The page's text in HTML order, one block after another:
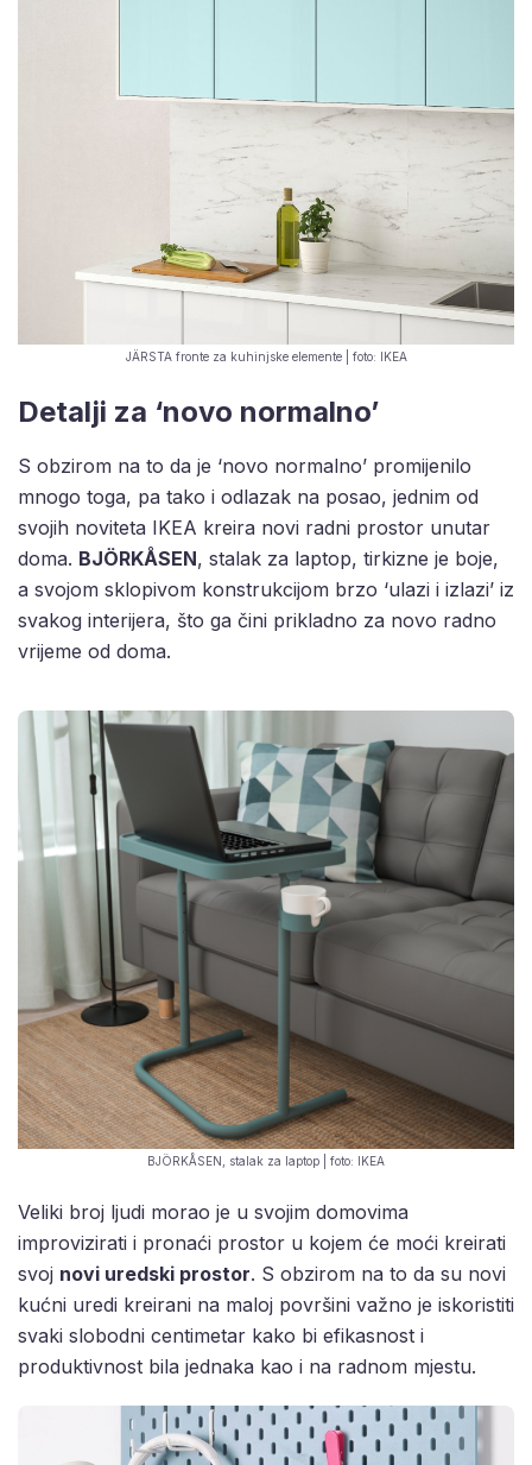
JÄRSTA fronte za kuhinjske elemente | foto: IKEA
Detalji za ‘novo normalno’
S obzirom na to da je ‘novo normalno’ promijenilo
mnogo toga, pa tako i odlazak na posao, jednim od
svojih noviteta IKEA kreira novi radni prostor unutar
doma. BJÖRKÅSEN, stalak za laptop, tirkizne je boje,
a svojom sklopivom konstrukcijom brzo ‘ulazi i izlazi’ iz
svakog interijera, što ga čini prikladno za novo radno
vrijeme od doma.
BJÖRKÅSEN, stalak za laptop | foto: IKEA
Veliki broj ljudi morao je u svojim domovima
improvizirati i pronaći prostor u kojem će moći kreirati
svoj novi uredski prostor. S obzirom na to da su novi
kućni uredi kreirani na maloj površini važno je iskoristiti
svaki slobodni centimetar kako bi efikasnost i
produktivnost bila jednaka kao i na radnom mjestu.